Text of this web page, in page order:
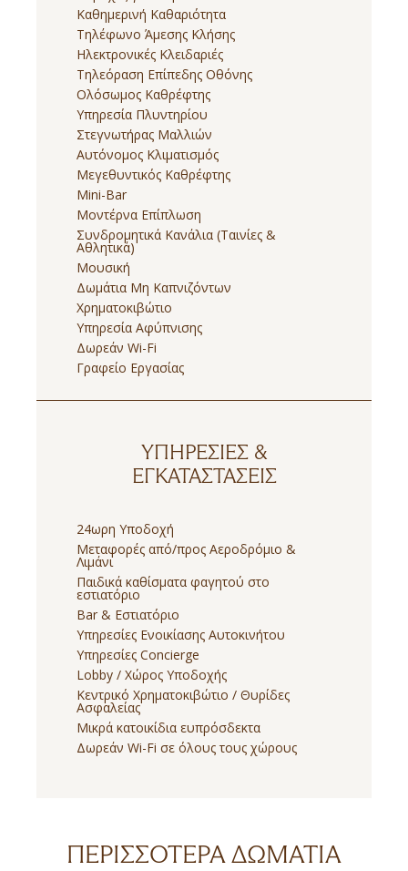
Καθημερινή Καθαριότητα
Τηλέφωνο Άμεσης Κλήσης
Ηλεκτρονικές Κλειδαριές
Τηλεόραση Επίπεδης Οθόνης
Ολόσωμος Καθρέφτης
Υπηρεσία Πλυντηρίου
Στεγνωτήρας Μαλλιών
Αυτόνομος Κλιματισμός
Μεγεθυντικός Καθρέφτης
Mini-Bar
Μοντέρνα Επίπλωση
Συνδρομητικά Κανάλια (Ταινίες &
Αθλητικά)
Μουσική
Δωμάτια Μη Καπνιζόντων
Χρηματοκιβώτιο
Υπηρεσία Αφύπνισης
Δωρεάν Wi-Fi
Γραφείο Εργασίας
ΥΠΗΡΕΣΊΕΣ &
ΕΓΚΑΤΑΣΤΆΣΕΙΣ
24ωρη Υποδοχή
Μεταφορές από/προς Αεροδρόμιο &
Λιμάνι
Παιδικά καθίσματα φαγητού στο
εστιατόριο
Bar & Εστιατόριο
Υπηρεσίες Ενοικίασης Αυτοκινήτου
Υπηρεσίες Concierge
Lobby / Χώρος Υποδοχής
Κεντρικό Χρηματοκιβώτιο / Θυρίδες
Ασφαλείας
Μικρά κατοικίδια ευπρόσδεκτα
Δωρεάν Wi-Fi σε όλους τους χώρους
ΠΕΡΙΣΣΌΤΕΡΑ ΔΩΜΆΤΙΑ